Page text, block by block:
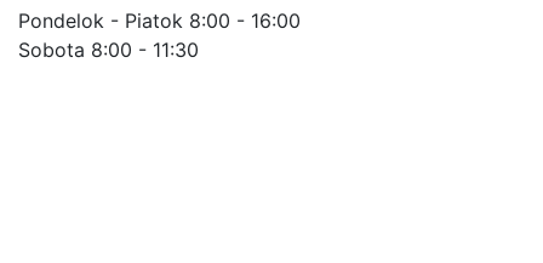
Pondelok - Piatok 8:00 - 16:00
Sobota 8:00 - 11:30